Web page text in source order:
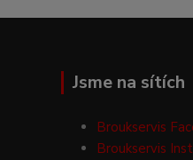
Jsme na sítích
Broukservis
Broukservis